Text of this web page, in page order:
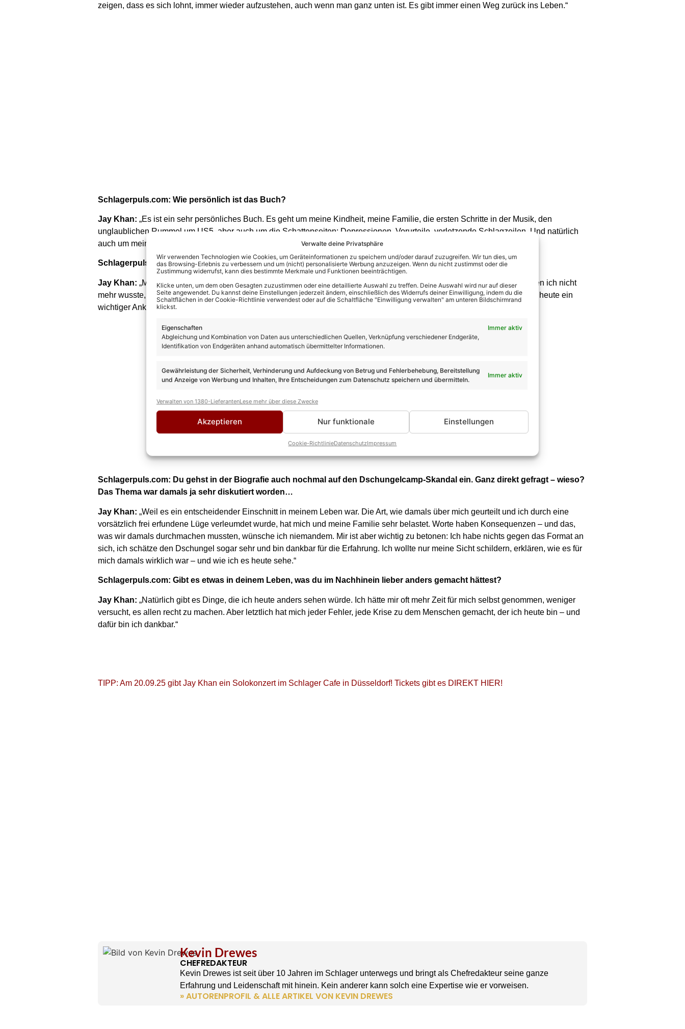
Verwalte deine Privatsphäre
Wir verwenden Technologien wie Cookies, um Geräteinformationen zu speichern und/oder darauf zuzugreifen. Wir tun dies, um
das Browsing-Erlebnis zu verbessern und um (nicht) personalisierte Werbung anzuzeigen. Wenn du nicht zustimmst oder die
Zustimmung widerrufst, kann dies bestimmte Merkmale und Funktionen beeinträchtigen.
Klicke unten, um dem oben Gesagten zuzustimmen oder eine detaillierte Auswahl zu treffen. Deine Auswahl wird nur auf dieser
Seite angewendet. Du kannst deine Einstellungen jederzeit ändern, einschließlich des Widerrufs deiner Einwilligung, indem du die
Schaltflächen in der Cookie-Richtlinie verwendest oder auf die Schaltfläche "Einwilligung verwalten" am unteren Bildschirmrand
klickst.
Eigenschaften
Immer aktiv
Abgleichung und Kombination von Daten aus unterschiedlichen Quellen, Verknüpfung verschiedener Endgeräte,
Identifikation von Endgeräten anhand automatisch übermittelter Informationen.
Gewährleistung der Sicherheit, Verhinderung und Aufdeckung von Betrug und Fehlerbehebung, Bereitstellung
und Anzeige von Werbung und Inhalten, Ihre Entscheidungen zum Datenschutz speichern und übermitteln.
Immer aktiv
Verwalten von 1380-LieferantenLese mehr über diese Zwecke
Akzeptieren Nur funktionale Einstellungen
Cookie-RichtlinieDatenschutzImpressum
zeigen, dass es sich lohnt, immer wieder aufzustehen, auch wenn man ganz unten ist. Es gibt immer einen Weg zurück ins Leben.“
Schlagerpuls.com: Wie persönlich ist das Buch?
Jay Khan: „Es ist ein sehr persönliches Buch. Es geht um meine Kindheit, meine Familie, die ersten Schritte in der Musik, den
unglaublichen Rummel um US5, aber auch um die Schattenseiten: Depressionen, Vorurteile, verletzende Schlagzeilen. Und natürlich
auch um meine heutige Liebe zum Popschlager und meinen Glauben.“
Schlagerpuls.com: Apropos dein Weg zum Glaube. Wie wichtig ist er dir?
Jay Khan: „Mein Glaube hat mir durch einige der dunkelsten Momente meines Lebens geholfen. Gerade in Zeiten, in denen ich nicht
mehr wusste, wofür ich eigentlich noch weitermachen soll, hat mir mein Glaube Halt und Hoffnung gegeben. Er ist für mich heute ein
wichtiger Anker und eine Quelle der Kraft.“
Schlagerpuls.com: Du gehst in der Biografie auch nochmal auf den Dschungelcamp-Skandal ein. Ganz direkt gefragt – wieso?
Das Thema war damals ja sehr diskutiert worden…
Jay Khan: „Weil es ein entscheidender Einschnitt in meinem Leben war. Die Art, wie damals über mich geurteilt und ich durch eine
vorsätzlich frei erfundene Lüge verleumdet wurde, hat mich und meine Familie sehr belastet. Worte haben Konsequenzen – und das,
was wir damals durchmachen mussten, wünsche ich niemandem. Mir ist aber wichtig zu betonen: Ich habe nichts gegen das Format an
sich, ich schätze den Dschungel sogar sehr und bin dankbar für die Erfahrung. Ich wollte nur meine Sicht schildern, erklären, wie es für
mich damals wirklich war – und wie ich es heute sehe.“
Schlagerpuls.com: Gibt es etwas in deinem Leben, was du im Nachhinein lieber anders gemacht hättest?
Jay Khan: „Natürlich gibt es Dinge, die ich heute anders sehen würde. Ich hätte mir oft mehr Zeit für mich selbst genommen, weniger
versucht, es allen recht zu machen. Aber letztlich hat mich jeder Fehler, jede Krise zu dem Menschen gemacht, der ich heute bin – und
dafür bin ich dankbar.“
TIPP: Am 20.09.25 gibt Jay Khan ein Solokonzert im Schlager Cafe in Düsseldorf! Tickets gibt es DIREKT HIER!
Kevin Drewes
CHEFREDAKTEUR
Kevin Drewes ist seit über 10 Jahren im Schlager unterwegs und bringt als Chefredakteur seine ganze
Erfahrung und Leidenschaft mit hinein. Kein anderer kann solch eine Expertise wie er vorweisen.
» AUTORENPROFIL & ALLE ARTIKEL VON KEVIN DREWES